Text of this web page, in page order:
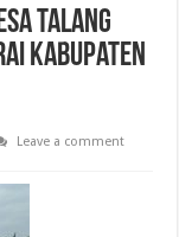
talang
kabupaten
Leave a comment